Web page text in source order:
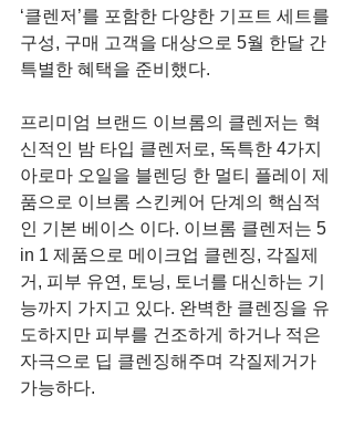
‘클렌저’를 포함한 다양한 기프트 세트를
구성, 구매 고객을 대상으로 5월 한달 간
특별한 혜택을 준비했다.
프리미엄 브랜드 이브롬의 클렌저는 혁
신적인 밤 타입 클렌저로, 독특한 4가지
아로마 오일을 블렌딩 한 멀티 플레이 제
품으로 이브롬 스킨케어 단계의 핵심적
인 기본 베이스 이다. 이브롬 클렌저는 5
in 1 제품으로 메이크업 클렌징, 각질제
거, 피부 유연, 토닝, 토너를 대신하는 기
능까지 가지고 있다. 완벽한 클렌징을 유
도하지만 피부를 건조하게 하거나 적은
자극으로 딥 클렌징해주며 각질제거가
가능하다.